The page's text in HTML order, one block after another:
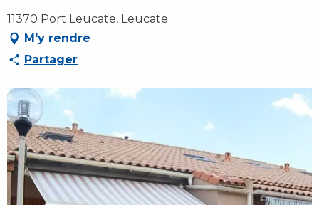
11370 Port Leucate, Leucate
M'y rendre
Partager